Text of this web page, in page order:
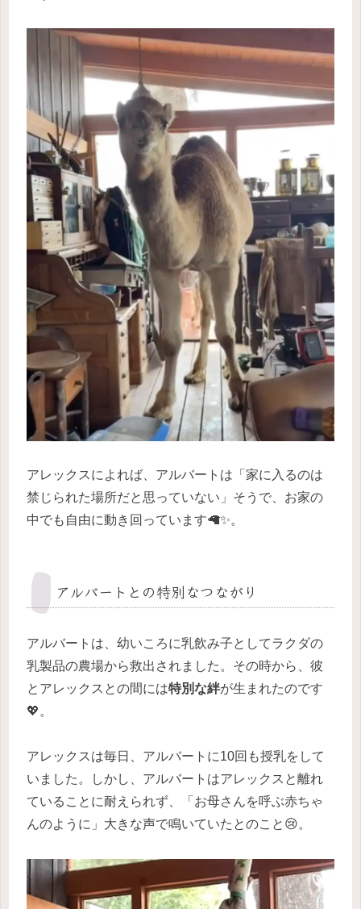
アレックスによれば、アルバートは「家に入るのは
禁じられた場所だと思っていない」そうで、お家の
中でも自由に動き回っています🦙✨。
アルバートとの特別なつながり
アルバートは、幼いころに乳飲み子としてラクダの
乳製品の農場から救出されました。その時から、彼
とアレックスとの間には特別な絆が生まれたのです
💖。
アレックスは毎日、アルバートに10回も授乳をして
いました。しかし、アルバートはアレックスと離れ
ていることに耐えられず、「お母さんを呼ぶ赤ちゃ
んのように」大きな声で鳴いていたとのこと😢。